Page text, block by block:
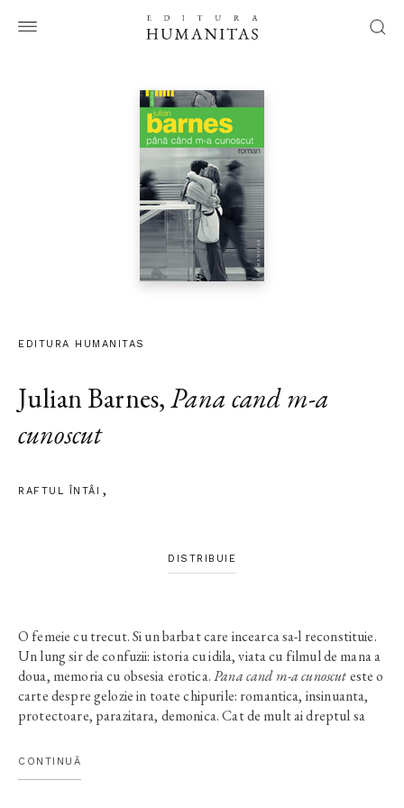
EDITURA HUMANITAS
Julian Barnes,Pana cand m-a
cunoscut
RAFTUL ÎNTÂI
DISTRIBUIE
O femeie cu trecut. Si un barbat care incearca sa-l reconstituie.
Un lung sir de confuzii: istoria cu idila, viata cu filmul de mana a
doua, memoria cu obsesia erotica.Pana cand m-a cunoscuteste o
carte despre gelozie in toate chipurile: romantica, insinuanta,
protectoare, parazitara, demonica. Cat de mult ai dreptul sa
Cat din viata este distorsionat de pelicula si cat de memorie? Se
naste astfel un roman-diagnostic, autoparodic, foarte dens,
CONTINUĂ